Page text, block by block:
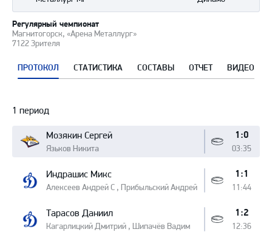
Магнитогорск, «Арена Металлург»
7122 Зрителя
Регулярный чемпионат
ПРОТОКОЛ СТАТИСТИКА СОСТАВЫ ОТЧЕТ ВИДЕО
Протокол
1 период
Мозякин Сергей
Язьков Никита
1:0
03:35
Индрашис Микс
Алексеев Андрей С , Прибыльский Андрей
1:1
11:44
Тарасов Даниил
Кагарлицкий Дмитрий , Шипачёв Вадим
1:2
12:36